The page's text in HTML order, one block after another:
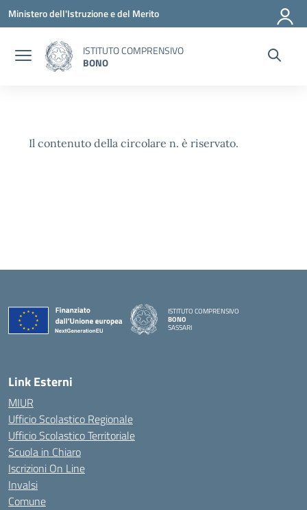
Vai ai contenuti
Vai al menu di navigazione
Vai al footer
Ministero dell'Istruzione e del Merito
ISTITUTO COMPRENSIVO
BONO
Il contenuto della circolare n. è riservato.
ISTITUTO COMPRENSIVO
BONO
SASSARI
Link Esterni
MIUR
Ufficio Scolastico Regionale
Ufficio Scolastico Territoriale
Scuola in Chiaro
Iscrizioni On Line
Invalsi
Comune